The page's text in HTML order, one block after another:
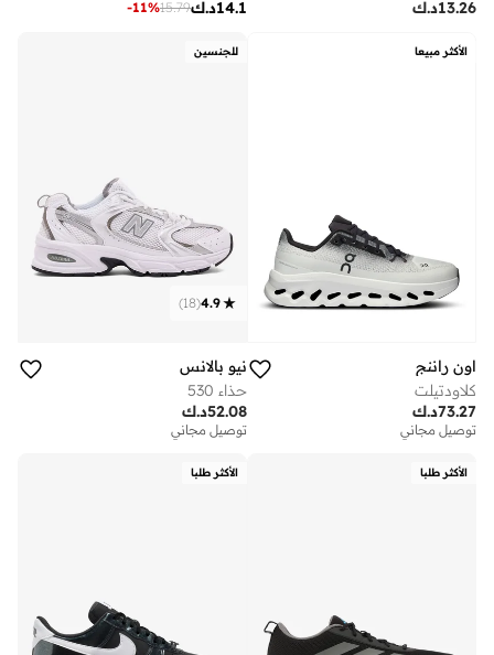
د.ك13.26
د.ك14.1
15.79
-11%
الأكثر مبيعا
اون راننج
كلاودتيلت
د.ك73.27
توصيل مجاني
للجنسين
4.9
(
18
)
نيو بالانس
حذاء 530
د.ك52.08
توصيل مجاني
الأكثر طلبا الأكثر طلبا